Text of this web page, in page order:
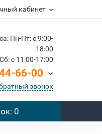
кабинет
Пн-Пт: c 9:00-
18:00
Cб: c 11:00-17:00
66-00
звонок
: 0